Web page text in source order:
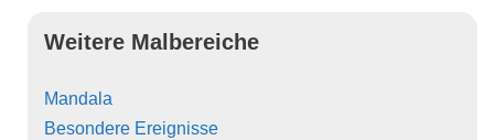
Weitere Malbereiche
Mandala
Besondere Ereignisse